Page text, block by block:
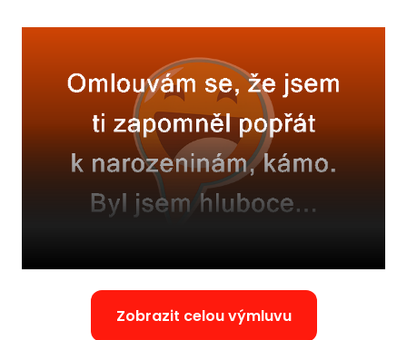
Zobrazit celou výmluvu